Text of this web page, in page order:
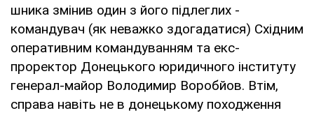
шника змінив один з його підлеглих -
командувач (як неважко здогадатися) Східним
оперативним командуванням та екс-
проректор Донецького юридичного інституту
генерал-майор Володимир Воробйов. Втім,
справа навіть не в донецькому походження